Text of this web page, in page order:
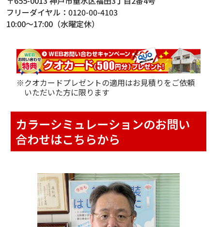
フリーダイヤル：0120-00-4103
10:00～17:00（水曜定休）
※クオカードプレゼントの適用はお見積りをご依頼
いただいた方に限ります
カラーシミュレーションのお問い
合わせはこちらから